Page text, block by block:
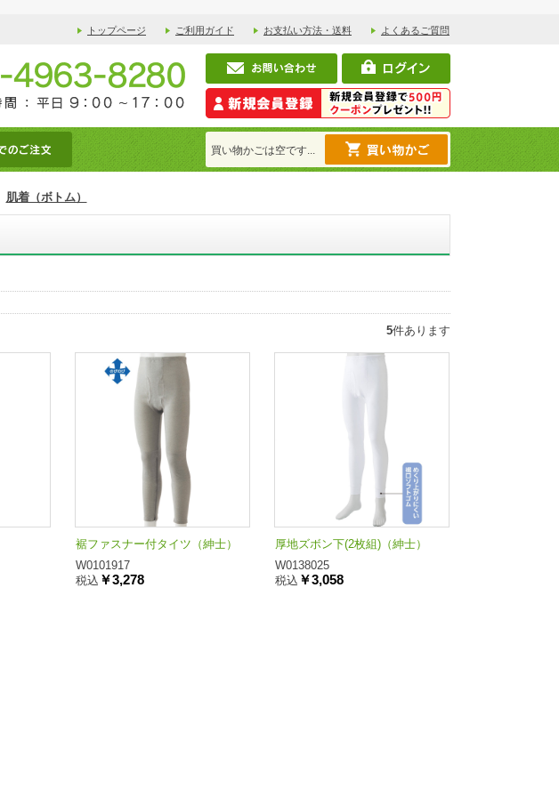
トップページ ご利用ガイド お支払い方法・送料 よくあるご質問
買い物かごは空です...
肌着（ボトム）
5件あります
裾ファスナー付タイツ（紳士）
W0101917
税込 ￥3,278
厚地ズボン下(2枚組)（紳士）
W0138025
税込 ￥3,058